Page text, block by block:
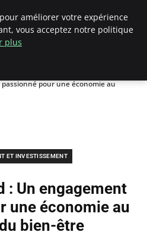
pour une économie au
ET INVESTISSEMENT
: Un engagement
une économie au
bien-être
améliorer votre expérience
vous acceptez notre politique
plus